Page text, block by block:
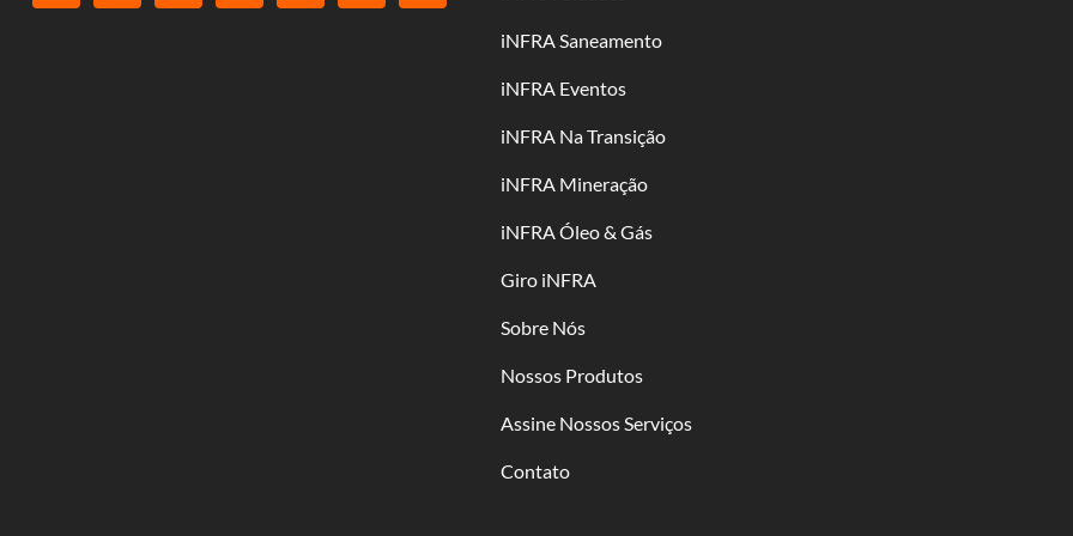
iNFRA Saneamento
iNFRA Eventos
iNFRA Na Transição
iNFRA Mineração
iNFRA Óleo & Gás
Giro iNFRA
Sobre Nós
Nossos Produtos
Assine Nossos Serviços
Contato